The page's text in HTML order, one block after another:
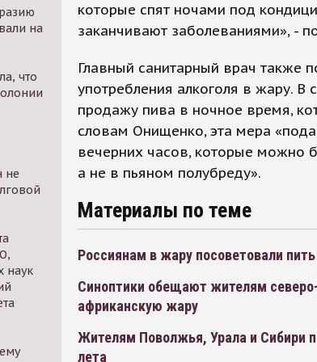
на
что
не
наук
которые спят ночами под
заканчивают заболеваниями», -
Главный санитарный врач также
употребления алкоголя в жару. В
продажу пива в ночное время,
словам Онищенко, эта мера
вечерних часов, которые можно
а не в пьяном полубреду».
Материалы по теме
Россиянам в жару посоветовали
Синоптики обещают жителям
африканскую жару
Жителям Поволжья, Урала и Сибири
лета